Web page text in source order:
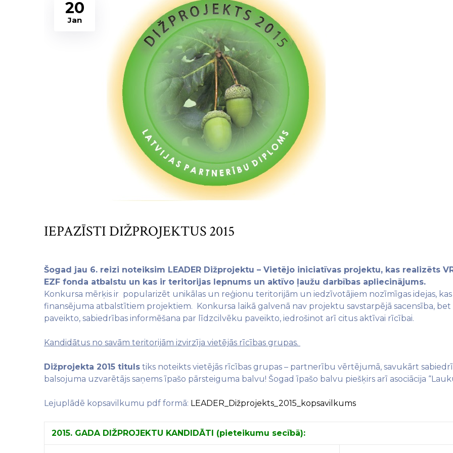
20
Jan
IEPAZĪSTI DIŽPROJEKTUS 2015
Šogad jau 6. reizi noteiksim LEADER Dižprojektu – Vietējo iniciatīvas projektu, kas realizēts
EZF fonda atbalstu un kas ir teritorijas lepnums un aktīvo ļaužu darbības apliecinājums.
Konkursa mērķis ir popularizēt unikālas un reģionu teritorijām un iedzīvotājiem nozīmīgas idejas, kas
finansējuma atbalstītiem projektiem. Konkursa laikā galvenā nav projektu savstarpējā sacensība, bet
paveikto, sabiedrības informēšana par līdzcilvēku paveikto, iedrošinot arī citus aktīvai rīcībai.
Kandidātus no savām teritorijām izvirzīja vietējās rīcības grupas.
Dižprojekta 2015 tituls tiks noteikts vietējās rīcības grupas – partnerību vērtējumā, savukārt
balsojuma uzvarētājs saņems īpašo pārsteiguma balvu! Šogad īpašo balvu piešķirs arī asociācija
Lejuplādē kopsavilkumu pdf formā: LEADER_Dižprojekts_2015_kopsavilkums
2015. GADA DIŽPROJEKTU KANDIDĀTI (pieteikumu secībā):